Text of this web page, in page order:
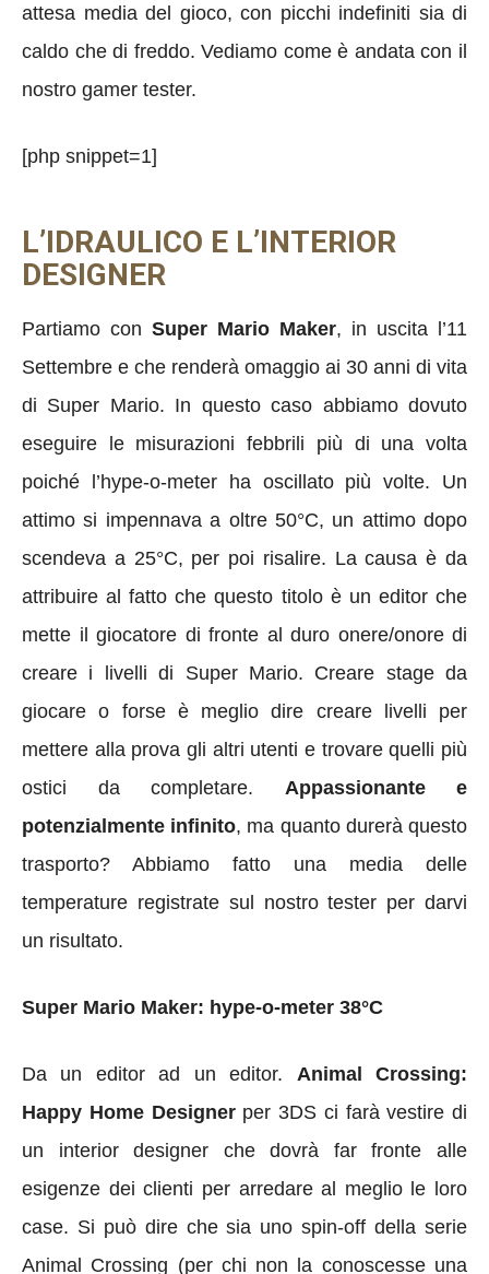
attesa media del gioco, con picchi indefiniti sia di
caldo che di freddo. Vediamo come è andata con il
nostro gamer tester.
[php snippet=1]
L’IDRAULICO E L’INTERIOR
DESIGNER
Partiamo con Super Mario Maker, in uscita l’11
Settembre e che renderà omaggio ai 30 anni di vita
di Super Mario. In questo caso abbiamo dovuto
eseguire le misurazioni febbrili più di una volta
poiché l’hype-o-meter ha oscillato più volte. Un
attimo si impennava a oltre 50°C, un attimo dopo
scendeva a 25°C, per poi risalire. La causa è da
attribuire al fatto che questo titolo è un editor che
mette il giocatore di fronte al duro onere/onore di
creare i livelli di Super Mario. Creare stage da
giocare o forse è meglio dire creare livelli per
mettere alla prova gli altri utenti e trovare quelli più
ostici da completare. Appassionante e
potenzialmente infinito, ma quanto durerà questo
trasporto? Abbiamo fatto una media delle
temperature registrate sul nostro tester per darvi
un risultato.
Super Mario Maker: hype-o-meter 38°C
Da un editor ad un editor. Animal Crossing:
Happy Home Designerper 3DS ci farà vestire di
un interior designer che dovrà far fronte alle
esigenze dei clienti per arredare al meglio le loro
case. Si può dire che sia uno spin-off della serie
Animal Crossing (per chi non la conoscesse una